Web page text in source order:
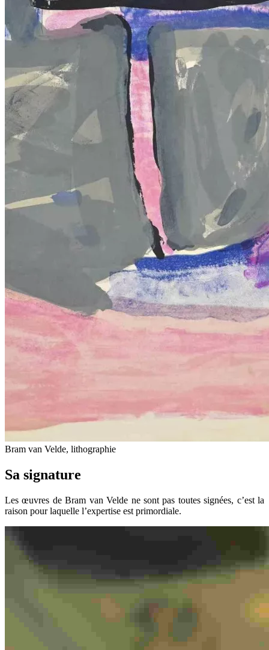
Bram van Velde, lithographie
Sa signature
Les œuvres de Bram van Velde ne sont pas toutes signées, c’est la
raison pour laquelle l’expertise est primordiale.